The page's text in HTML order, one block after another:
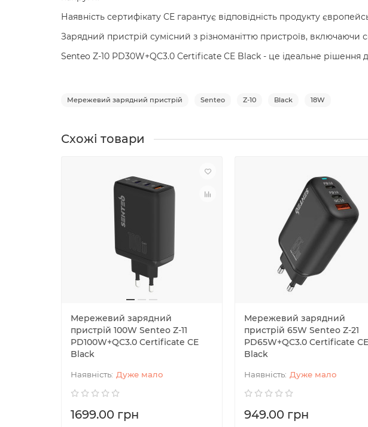
Наявність сертифікату CE гарантує відповідність продукту
Зарядний пристрій сумісний з різноманіттю пристроїв,
Senteo Z-10 PD30W+QC3.0 Certificate CE Black - це ідеальне рішення
Мережевий зарядний пристрій Senteo Z-10 Black 18W
Схожі товари
Мережевий зарядний
пристрій 100W Senteo Z-11
PD100W+QC3.0 Certificate CE
Black
Дуже мало
1699.00 грн
Мережевий зарядний
пристрій 65W Senteo Z-21
PD65W+QC3.0 Certificate CE
Black
Дуже мало
949.00 грн